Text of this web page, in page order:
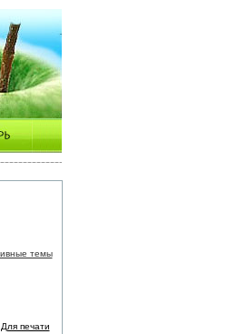
темы
Для печати